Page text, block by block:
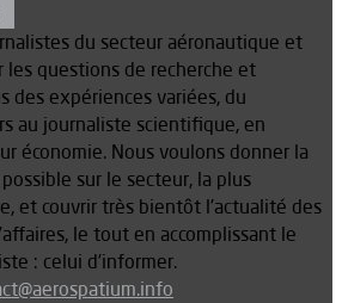
du secteur aéronautique et
les questions de recherche et
des expériences variées, du
au journaliste scientifique, en
économie. Nous voulons donner la
sur le secteur, la plus
et couvrir très bientôt l’actualité des
le tout en accomplissant le
: celui d’informer.